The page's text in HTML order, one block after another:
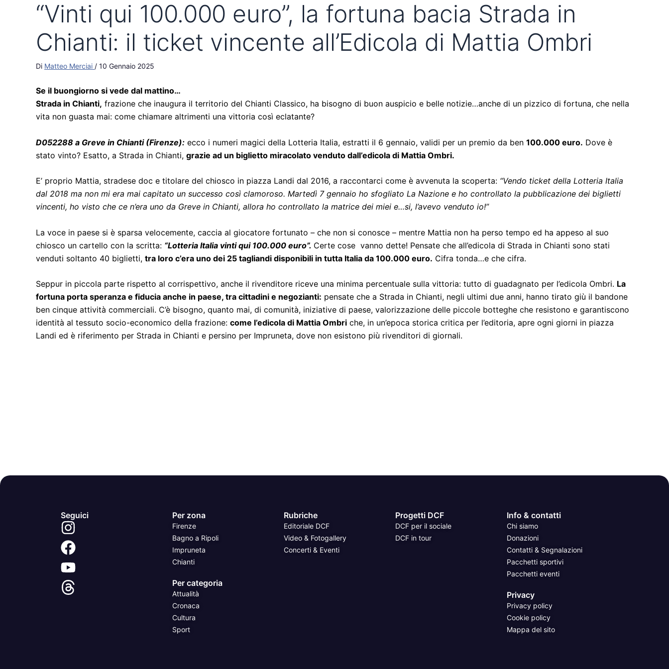
“Vinti qui 100.000 euro”, la fortuna bacia Strada in
Chianti: il ticket vincente all’Edicola di Mattia Ombri
Di Matteo Merciai / 10 Gennaio 2025
Se il buongiorno si vede dal mattino…
Strada in Chianti, frazione che inaugura il territorio del Chianti Classico, ha bisogno di buon auspicio e belle notizie…anche di un pizzico di fortuna, che nella
vita non guasta mai: come chiamare altrimenti una vittoria così eclatante?
D052288 a Greve in Chianti (Firenze): ecco i numeri magici della Lotteria Italia, estratti il 6 gennaio, validi per un premio da ben 100.000 euro. Dove è
stato vinto? Esatto, a Strada in Chianti, grazie ad un biglietto miracolato venduto dall’edicola di Mattia Ombri.
E’ proprio Mattia, stradese doc e titolare del chiosco in piazza Landi dal 2016, a raccontarci come è avvenuta la scoperta: “Vendo ticket della Lotteria Italia
dal 2018 ma non mi era mai capitato un successo così clamoroso. Martedì 7 gennaio ho sfogliato La Nazione e ho controllato la pubblicazione dei biglietti
vincenti, ho visto che ce n’era uno da Greve in Chianti, allora ho controllato la matrice dei miei e…si, l’avevo venduto io!”
La voce in paese si è sparsa velocemente, caccia al giocatore fortunato – che non si conosce – mentre Mattia non ha perso tempo ed ha appeso al suo
chiosco un cartello con la scritta: “Lotteria Italia vinti qui 100.000 euro”. Certe cose vanno dette! Pensate che all’edicola di Strada in Chianti sono stati
venduti soltanto 40 biglietti, tra loro c’era uno dei 25 tagliandi disponibili in tutta Italia da 100.000 euro. Cifra tonda…e che cifra.
Seppur in piccola parte rispetto al corrispettivo, anche il rivenditore riceve una minima percentuale sulla vittoria: tutto di guadagnato per l’edicola Ombri. La
fortuna porta speranza e fiducia anche in paese, tra cittadini e negozianti: pensate che a Strada in Chianti, negli ultimi due anni, hanno tirato giù il bandone
ben cinque attività commerciali. C’è bisogno, quanto mai, di comunità, iniziative di paese, valorizzazione delle piccole botteghe che resistono e garantiscono
identità al tessuto socio-economico della frazione: come l’edicola di Mattia Ombri che, in un’epoca storica critica per l’editoria, apre ogni giorni in piazza
Landi ed è riferimento per Strada in Chianti e persino per Impruneta, dove non esistono più rivenditori di giornali.
Seguici Per zona
Firenze
Bagno a Ripoli
Impruneta
Chianti
Per categoria
Attualità
Cronaca
Cultura
Sport
Rubriche
Editoriale DCF
Video & Fotogallery
Concerti & Eventi
Progetti DCF
DCF per il sociale
DCF in tour
Info & contatti
Chi siamo
Donazioni
Contatti & Segnalazioni
Pacchetti sportivi
Pacchetti eventi
Privacy
Privacy policy
Cookie policy
Mappa del sito